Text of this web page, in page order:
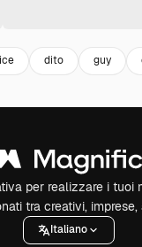
dito guy
per realizzare i tuoi
tra creativi,
Italiano